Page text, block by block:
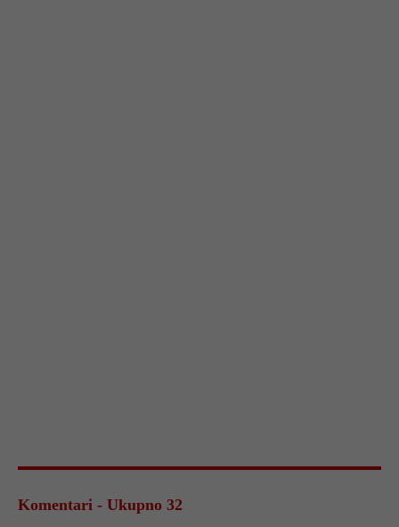
Komentari - Ukupno 32